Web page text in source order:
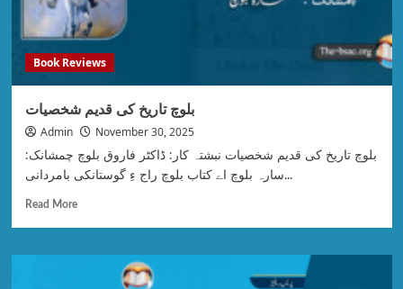
Book Reviews
بلوچ تاریخ کی قدیم شخصیات
Admin November 30, 2025
بلوچ تاریخ کی قدیم شخصیات نبشتہ کار: ڈاکٹر فاروق بلوچ چمشانک:
سارہ بلوچ اے کتاب بلوچ راج ءِ گوستانکی بامردانی...
Read More